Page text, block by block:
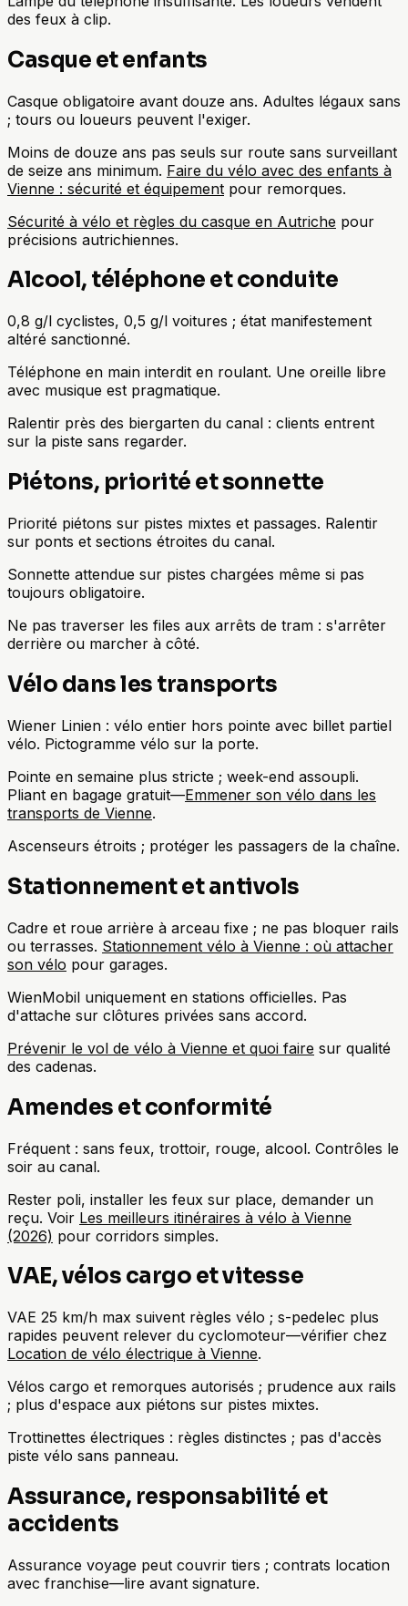
des feux à clip.
Casque et enfants
Casque obligatoire avant douze ans. Adultes légaux sans
; tours ou loueurs peuvent l'exiger.
Moins de douze ans pas seuls sur route sans surveillant
de seize ans minimum. Faire du vélo avec des enfants à
Vienne : sécurité et équipement pour remorques.
Sécurité à vélo et règles du casque en Autriche pour
précisions autrichiennes.
Alcool, téléphone et conduite
0,8 g/l cyclistes, 0,5 g/l voitures ; état manifestement
altéré sanctionné.
Téléphone en main interdit en roulant. Une oreille libre
avec musique est pragmatique.
Ralentir près des biergarten du canal : clients entrent
sur la piste sans regarder.
Piétons, priorité et sonnette
Priorité piétons sur pistes mixtes et passages. Ralentir
sur ponts et sections étroites du canal.
Sonnette attendue sur pistes chargées même si pas
toujours obligatoire.
Ne pas traverser les files aux arrêts de tram : s'arrêter
derrière ou marcher à côté.
Vélo dans les transports
Wiener Linien : vélo entier hors pointe avec billet partiel
vélo. Pictogramme vélo sur la porte.
Pointe en semaine plus stricte ; week-end assoupli.
Pliant en bagage gratuit—Emmener son vélo dans les
transports de Vienne.
Ascenseurs étroits ; protéger les passagers de la chaîne.
Stationnement et antivols
Cadre et roue arrière à arceau fixe ; ne pas bloquer rails
ou terrasses. Stationnement vélo à Vienne : où attacher
son vélo pour garages.
WienMobil uniquement en stations officielles. Pas
d'attache sur clôtures privées sans accord.
Prévenir le vol de vélo à Vienne et quoi faire sur qualité
des cadenas.
Amendes et conformité
Fréquent : sans feux, trottoir, rouge, alcool. Contrôles le
soir au canal.
Rester poli, installer les feux sur place, demander un
reçu. Voir Les meilleurs itinéraires à vélo à Vienne
(2026) pour corridors simples.
VAE, vélos cargo et vitesse
VAE 25 km/h max suivent règles vélo ; s-pedelec plus
rapides peuvent relever du cyclomoteur—vérifier chez
Location de vélo électrique à Vienne.
Vélos cargo et remorques autorisés ; prudence aux rails
; plus d'espace aux piétons sur pistes mixtes.
Trottinettes électriques : règles distinctes ; pas d'accès
piste vélo sans panneau.
Assurance, responsabilité et
accidents
Assurance voyage peut couvrir tiers ; contrats location
avec franchise—lire avant signature.